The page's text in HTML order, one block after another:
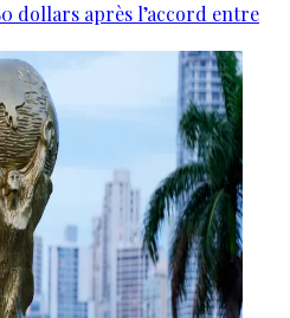
dollars après l’accord entre